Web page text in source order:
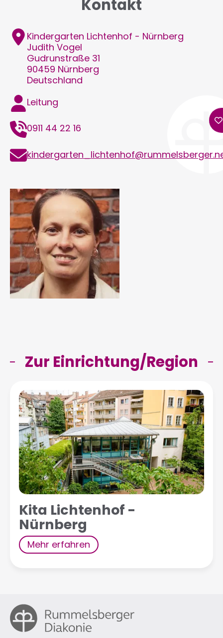
Kontakt
Adresse
Kindergarten Lichtenhof - Nürnberg
Judith Vogel
Gudrunstraße 31
90459 Nürnberg
Deutschland
Funktion
Leitung
Telefon0911 44 22 16
E-
Mail
Zur Einrichtung/Region
Kita Lichtenhof -
Nürnberg
Mehr erfahren